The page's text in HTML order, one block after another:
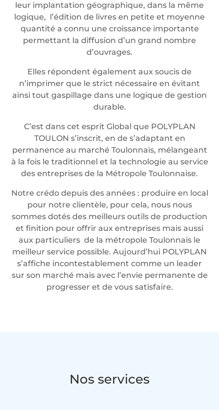
leur implantation géographique, dans la même
logique, l’édition de livres en petite et moyenne
quantité a connu une croissance importante
permettant la diffusion d’un grand nombre
d’ouvrages.
Elles répondent également aux soucis de
n’imprimer que le strict nécessaire en évitant
ainsi tout gaspillage dans une logique de gestion
durable.
C’est dans cet esprit Global que POLYPLAN
TOULON s’inscrit, en de s’adaptant en
permanence au marché Toulonnais, mélangeant
à la fois le traditionnel et la technologie au service
des entreprises de la Métropole Toulonnaise.
Notre crédo depuis des années : produire en local
pour notre clientèle, pour cela, nous nous
sommes dotés des meilleurs outils de production
et finition pour offrir aux entreprises mais aussi
aux particuliers de la métropole Toulonnais le
meilleur service possible. Aujourd’hui POLYPLAN
s’affiche incontestablement comme un leader
sur son marché mais avec l’envie permanente de
progresser et de vous satisfaire.
Nos services